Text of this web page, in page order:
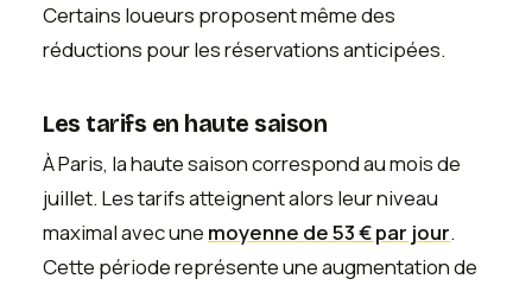
Certains loueurs proposent même des
réductions pour les réservations anticipées.
Les tarifs en haute saison
À Paris, la haute saison correspond au mois de
juillet. Les tarifs atteignent alors leur niveau
maximal avec une moyenne de 53 € par jour.
Cette période représente une augmentation de